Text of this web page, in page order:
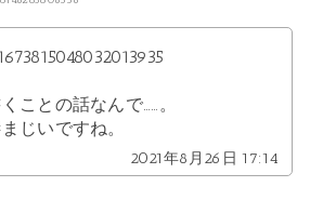
ことの話なんで……。
じいですね。
2021年8月26日 17:14